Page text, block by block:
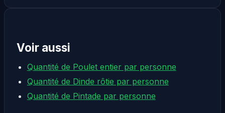
Voir aussi
Quantité de Poulet entier par personne
Quantité de Dinde rôtie par personne
Quantité de Pintade par personne